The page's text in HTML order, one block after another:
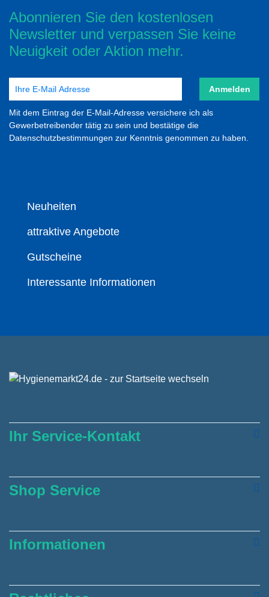
Abonnieren Sie den kostenlosen
Newsletter und verpassen Sie keine
Neuigkeit oder Aktion mehr.
Anmelden
Mit dem Eintrag der E-Mail-Adresse versichere ich als
Gewerbetreibender tätig zu sein und bestätige die
Datenschutzbestimmungen zur Kenntnis genommen zu haben.
Neuheiten
attraktive Angebote
Gutscheine
Interessante Informationen
Ihr Service-Kontakt
Shop Service
Informationen